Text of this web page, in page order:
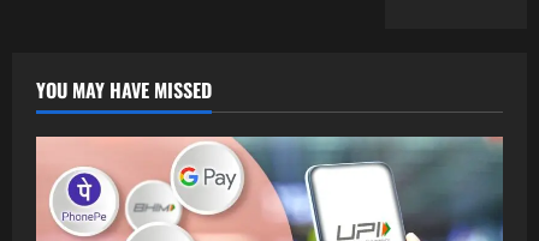
YOU MAY HAVE MISSED